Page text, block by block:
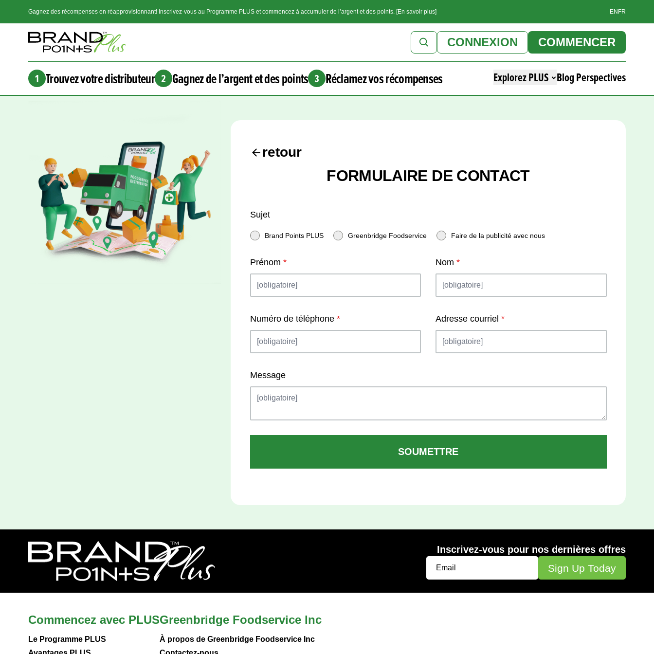
Gagnez des récompenses en réapprovisionnant! Inscrivez-vous au Programme PLUS et commencez à accumuler de l’argent et des points. [En savoir plus] EN FR
CONNEXION COMMENCER
1 Trouvez votre distributeur 2 Gagnez de l’argent et des points 3 Réclamez vos récompenses Explorez PLUS Blog Perspectives
retour
FORMULAIRE DE CONTACT
Sujet
Brand Points PLUS Greenbridge Foodservice Faire de la publicité avec nous
Prénom * Nom*
Numéro de téléphone * Adresse courriel*
Message
SOUMETTRE
Inscrivez-vous pour nos dernières offres
Commencez avec PLUS
Le Programme PLUS
Greenbridge Foodservice Inc
À propos de Greenbridge Foodservice Inc